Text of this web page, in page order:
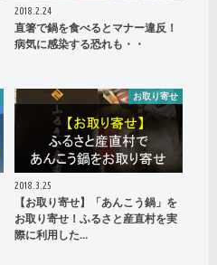
2018.2.24
直箸で鍋を食べるとマナー違反！
病気に感染する恐れも・・
お取り寄せ
2018.3.25
【お取り寄せ】「あんこう鍋」を
お取り寄せ！ふるさと産直村を実
際に利用した…